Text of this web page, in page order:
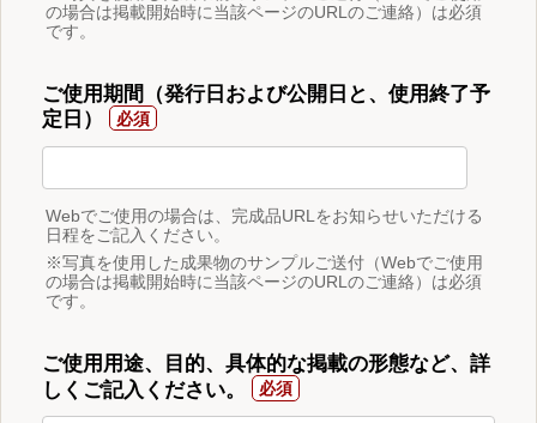
の場合は掲載開始時に当該ページのURLのご連絡）は必須
です。
ご使用期間（発行日および公開日と、使用終了予
定日）
Webでご使用の場合は、完成品URLをお知らせいただける
日程をご記入ください。
※写真を使用した成果物のサンプルご送付（Webでご使用
の場合は掲載開始時に当該ページのURLのご連絡）は必須
です。
ご使用用途、目的、具体的な掲載の形態など、詳
しくご記入ください。